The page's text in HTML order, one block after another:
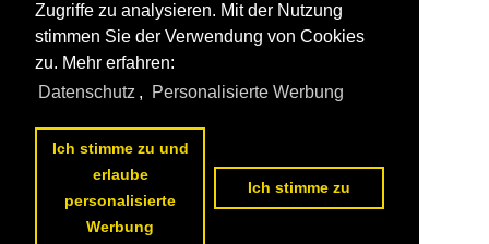
Zugriffe zu analysieren. Mit der Nutzung
stimmen Sie der Verwendung von Cookies
zu. Mehr erfahren:
Datenschutz , Personalisierte Werbung
Ich stimme zu und
erlaube
personalisierte
Werbung
Ich stimme zu